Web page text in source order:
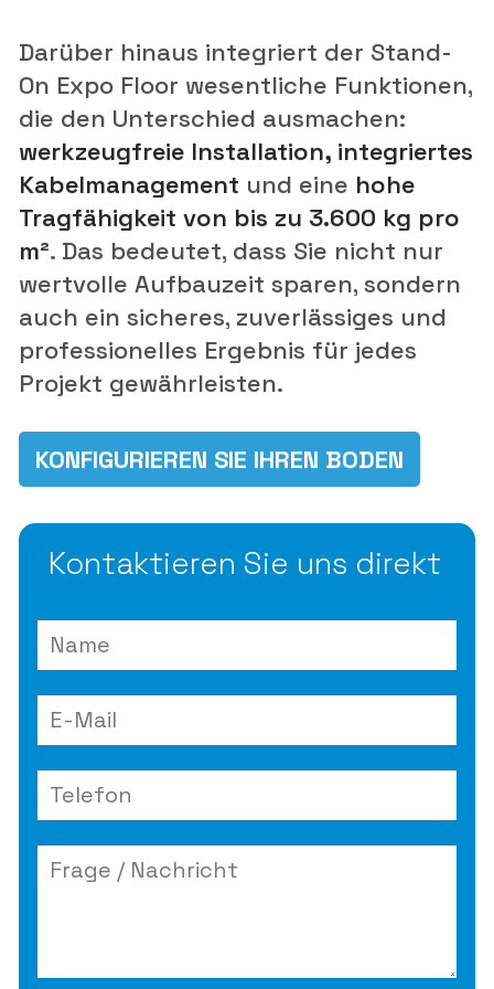
Darüber hinaus integriert der Stand-
On Expo Floor wesentliche Funktionen,
die den Unterschied ausmachen:
werkzeugfreie Installation, integriertes
Kabelmanagement und eine hohe
Tragfähigkeit von bis zu 3.600 kg pro
m². Das bedeutet, dass Sie nicht nur
wertvolle Aufbauzeit sparen, sondern
auch ein sicheres, zuverlässiges und
professionelles Ergebnis für jedes
Projekt gewährleisten.
KONFIGURIEREN SIE IHREN BODEN
Kontaktieren Sie uns direkt